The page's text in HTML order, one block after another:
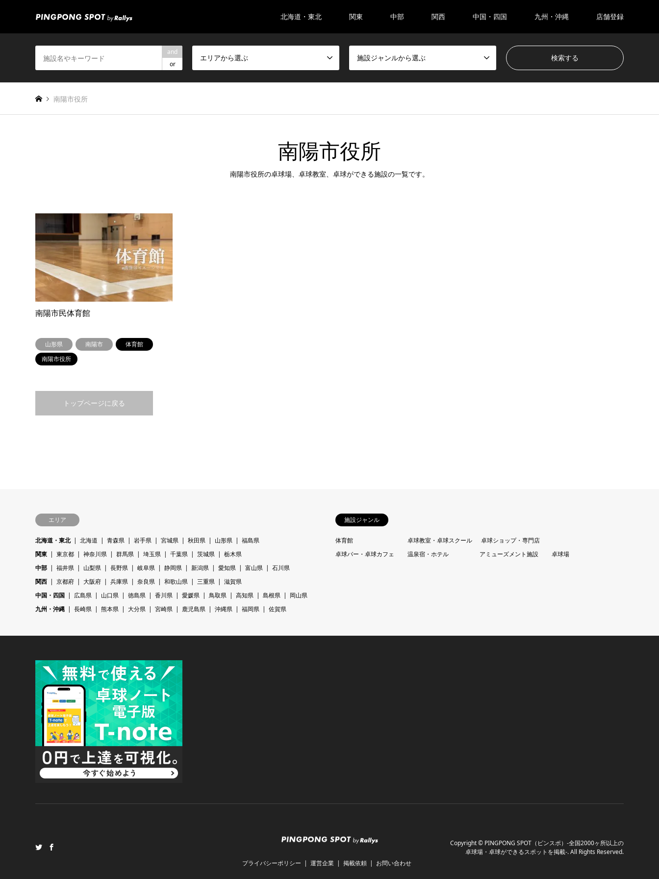
北海道・東北 関東 中部 関西 中国・四国 九州・沖縄 店舗登録
and
or
エリアから選ぶ 施設ジャンルから選ぶ
南陽市役所
南陽市役所
南陽市役所の卓球場、卓球教室、卓球ができる施設の一覧です。
南陽市民体育館
山形県 南陽市
体育館
南陽市役所
トップページに戻る
エリア
北海道・東北 北海道 青森県 岩手県 宮城県 秋田県 山形県
福島県
関東
東京都 神奈川県 群馬県 埼玉県 千葉県 茨城県
栃木県
中部
福井県 山梨県 長野県 岐阜県 静岡県 新潟県 愛知県 富山県
石川県
関西
京都府 大阪府 兵庫県 奈良県 和歌山県 三重県
滋賀県
中国・四国
広島県 山口県 徳島県 香川県 愛媛県 鳥取県 高知県 島根県
岡山県
九州・沖縄
長崎県 熊本県 大分県 宮崎県 鹿児島県 沖縄県 福岡県 佐賀県
施設ジャンル
体育館 卓球教室・卓球スクール
卓球ショップ・専門店
卓球バー・卓球カフェ
温泉宿・ホテル アミューズメント施設 卓球場
プライバシーポリシー 運営企業 掲載依頼 お問い合わせ
Copyright© PINGPONG SPOT（ピンスポ）-全国2000ヶ所以上の
卓球場・卓球ができるスポットを掲載-. All Rights Reserved.